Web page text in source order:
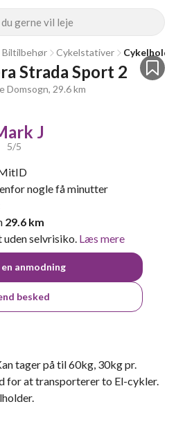
gerne vil leje
Biltilbehør Cykelstativer
Strada Sport 2
Domsogn, 29.6 km
J
5/5
nogle få minutter
29.6 km
selvrisiko. Læs mere
en anmodning
besked
tager på til 60kg, 30kg pr.
for at transporterer to El-cykler.